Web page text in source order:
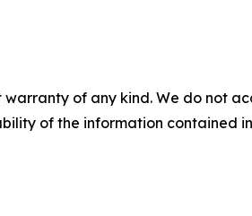
warranty of any kind. We do not
of the information contained